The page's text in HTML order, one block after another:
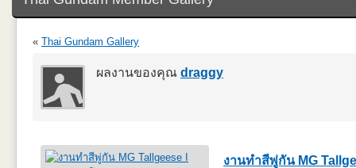
« Thai Gundam Gallery
ผลงานของคุณ draggy
งานทำสีพู่กัน MG